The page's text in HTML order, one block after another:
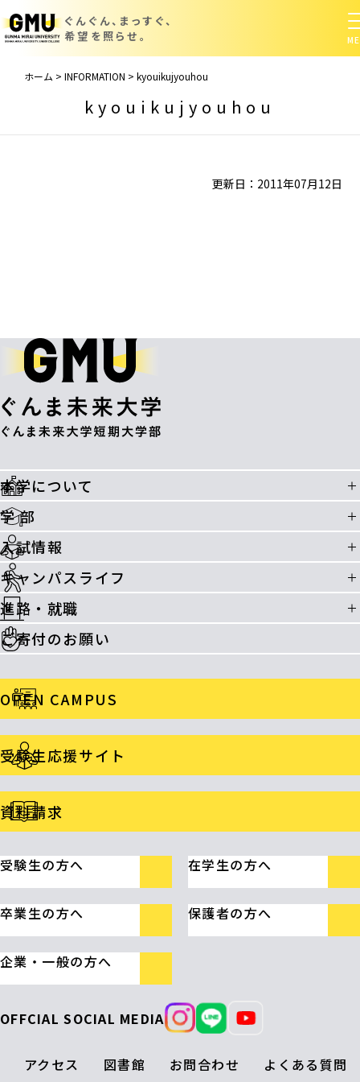
ぐんぐん、まっすぐ、
希望を照らせ。
ホーム > INFORMATION > kyouikujyouhou
kyouikujyouhou
更新日：2011年07月12日
本学について
学 部
入試情報
キャンパスライフ
進路・就職
ご寄付のお願い
OPEN CAMPUS
受験生応援サイト
資料請求
受験生の方へ 在学生の方へ
卒業生の方へ 保護者の方へ
企業・一般の方へ
OFFCIAL SOCIAL MEDIA
アクセス 図書館 お問合わせ よくある質問